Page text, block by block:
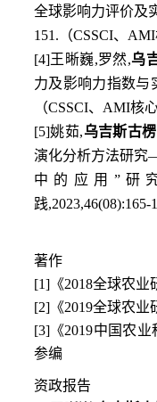
全球影响力评价及
151. （CSSCI、 AMI
[4]王晰巍,罗然,乌
力及影响力指数与
（CSSCI、 AMI核心
[5]姚茹,乌吉斯古楞
演化分析方法研究
中的应用 ”研
践,2023,46(08):165-
著作
[1]《2018全球农业
[2]《2019全球农业
[3]《2019中国农业
参编
资政报告